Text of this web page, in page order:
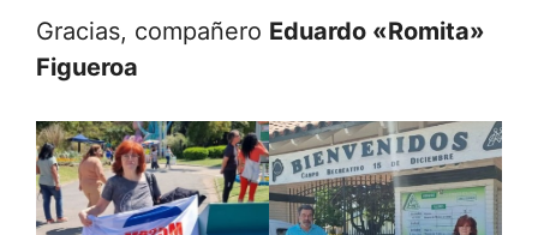
Gracias, compañero Eduardo «Romita»
Figueroa